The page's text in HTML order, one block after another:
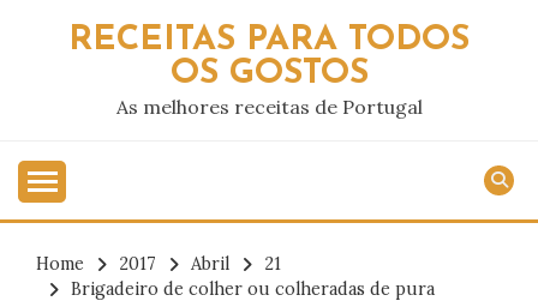
RECEITAS PARA TODOS
OS GOSTOS
As melhores receitas de Portugal
Home 2017 Abril
21
Brigadeiro de colher ou colheradas de pura